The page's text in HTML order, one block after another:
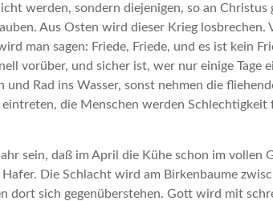
werden, sondern diejenigen, so an Christus
Aus Osten wird dieser Krieg losbrechen.
man sagen: Friede, Friede, und es ist kein
vorüber, und sicher ist, wer nur einige Tage
Rad ins Wasser, sonst nehmen die
die Menschen werden Schlechtigkeit
sein, daß im April die Kühe schon im vollen
Die Schlacht wird am Birkenbaume
dort sich gegenüberstehen. Gott wird mit